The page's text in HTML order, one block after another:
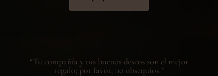
“Tu compañía y tus buenos deseos son el mejor
regalo; por favor, no obsequios.”